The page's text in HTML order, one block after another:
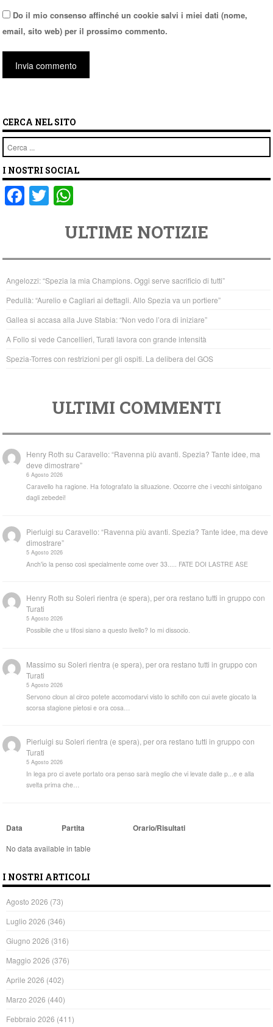
Do il mio consenso affinché un cookie salvi i miei dati (nome,
email, sito web) per il prossimo commento.
CERCA NEL SITO
Cerca
I NOSTRI SOCIAL
F
a
e
b
o
o
k
T
wi
er
at
s
A
p
p
ULTIME NOTIZIE
Angelozzi: “Spezia la mia Champions. Oggi serve sacrificio di tutti”
Pedullà: “Aurelio e Cagliari ai dettagli. Allo Spezia va un portiere”
Gallea si accasa alla Juve Stabia: “Non vedo l’ora di iniziare”
A Follo si vede Cancellieri, Turati lavora con grande intensità
Spezia-Torres con restrizioni per gli ospiti. La delibera del GOS
ULTIMI COMMENTI
Henry Roth suCaravello: “Ravenna più avanti. Spezia? Tante idee, ma
deve dimostrare”
6 Agosto 2026
Caravello ha ragione. Ha fotografato la situazione. Occorre che i vecchi sintolgano
dagli zebedei!
Pierluigi suCaravello: “Ravenna più avanti. Spezia? Tante idee, ma deve
dimostrare”
5 Agosto 2026
Anch'io la penso così specialmente come over 33..... FATE DOI LASTRE ASE
Henry Roth suSoleri rientra (e spera), per ora restano tutti in gruppo con
Turati
5 Agosto 2026
Possibile che u tifosi siano a questo livello? Io mi dissocio.
Massimo suSoleri rientra (e spera), per ora restano tutti in gruppo con
Turati
5 Agosto 2026
Servono cloun al circo potete accomodarvi visto lo schifo con cui avete giocato la
scorsa stagione pietosi e ora cosa…
Pierluigi suSoleri rientra (e spera), per ora restano tutti in gruppo con
Turati
5 Agosto 2026
In lega pro ci avete portato ora penso sarà meglio che vi levate dalle p...e e alla
svelta prima che…
Data Partita Orario/Risultati
No data available in table
I NOSTRI ARTICOLI
Agosto 2026 (73)
Luglio 2026 (346)
Giugno 2026 (316)
Maggio 2026 (376)
Aprile 2026 (402)
Marzo 2026 (440)
Febbraio 2026 (411)